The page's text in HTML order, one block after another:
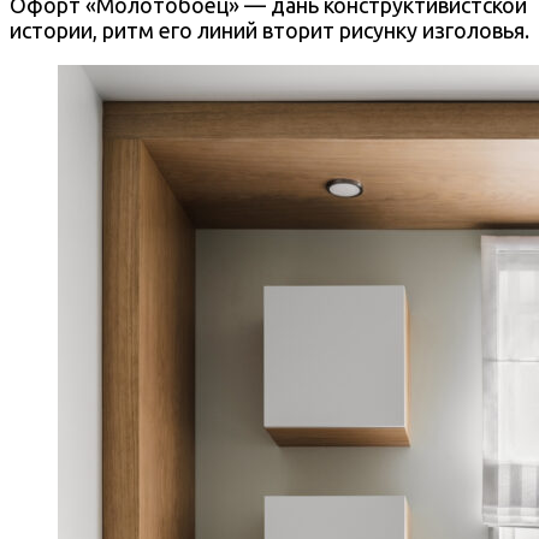
Офорт «Молотобоец» — дань конструктивистской
истории, ритм его линий вторит рисунку изголовья.